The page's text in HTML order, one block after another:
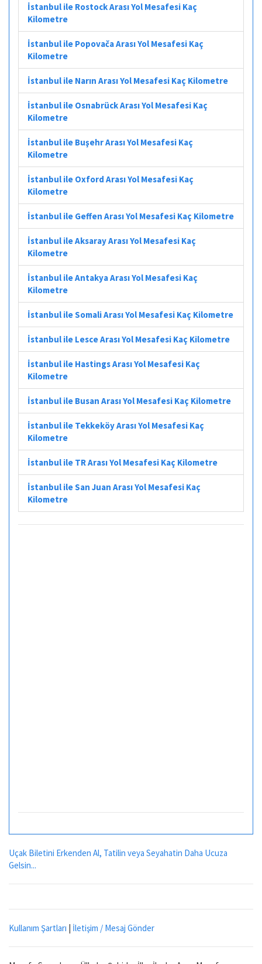
İstanbul ile Rostock Arası Yol Mesafesi Kaç
Kilometre
İstanbul ile Popovača Arası Yol Mesafesi Kaç
Kilometre
İstanbul ile Narın Arası Yol Mesafesi Kaç Kilometre
İstanbul ile Osnabrück Arası Yol Mesafesi Kaç
Kilometre
İstanbul ile Buşehr Arası Yol Mesafesi Kaç
Kilometre
İstanbul ile Oxford Arası Yol Mesafesi Kaç
Kilometre
İstanbul ile Geffen Arası Yol Mesafesi Kaç Kilometre
İstanbul ile Aksaray Arası Yol Mesafesi Kaç
Kilometre
İstanbul ile Antakya Arası Yol Mesafesi Kaç
Kilometre
İstanbul ile Somali Arası Yol Mesafesi Kaç Kilometre
İstanbul ile Lesce Arası Yol Mesafesi Kaç Kilometre
İstanbul ile Hastings Arası Yol Mesafesi Kaç
Kilometre
İstanbul ile Busan Arası Yol Mesafesi Kaç Kilometre
İstanbul ile Tekkeköy Arası Yol Mesafesi Kaç
Kilometre
İstanbul ile TR Arası Yol Mesafesi Kaç Kilometre
İstanbul ile San Juan Arası Yol Mesafesi Kaç
Kilometre
Uçak Biletini Erkenden Al, Tatilin veya Seyahatin Daha Ucuza
Gelsin...
Kullanım Şartları | İletişim / Mesaj Gönder